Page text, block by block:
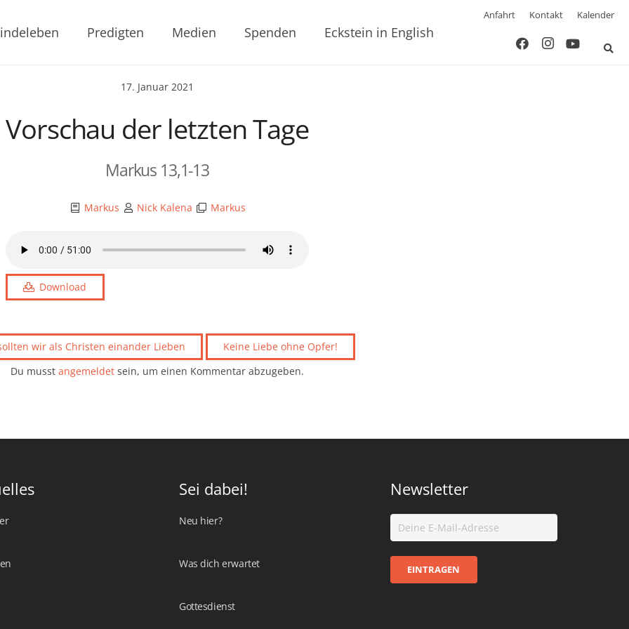
Predigten Medien Spenden Eckstein in English
Anfahrt Kontakt Kalender
17. Januar 2021
Vorschau der letzten Tage
Markus 13,1-13
Markus Nick Kalena Markus
Download
wir als Christen einander Lieben
Keine Liebe ohne Opfer!
Du musst angemeldet sein, um einen Kommentar abzugeben.
Sei dabei!
Neu hier?
Was dich erwartet
Gottesdienst
Newsletter